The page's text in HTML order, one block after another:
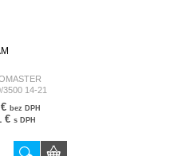
14-21 SPK-
022
3500 14-21
bez DPH
€ s DPH